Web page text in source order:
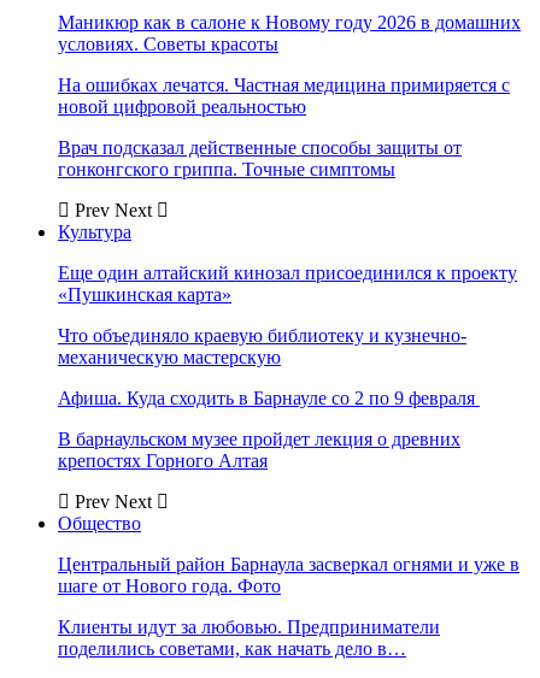
Маникюр как в салоне к Новому году 2026 в домашних
условиях. Советы красоты
На ошибках лечатся. Частная медицина примиряется с
новой цифровой реальностью
Врач подсказал действенные способы защиты от
гонконгского гриппа. Точные симптомы
Prev Next
Культура
Еще один алтайский кинозал присоединился к проекту
«Пушкинская карта»
Что объединяло краевую библиотеку и кузнечно-
механическую мастерскую
Афиша. Куда сходить в Барнауле со 2 по 9 февраля
В барнаульском музее пройдет лекция о древних
крепостях Горного Алтая
Prev Next
Общество
Центральный район Барнаула засверкал огнями и уже в
шаге от Нового года. Фото
Клиенты идут за любовью. Предприниматели
поделились советами, как начать дело в…